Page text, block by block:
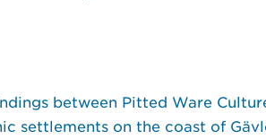
between Pitted Ware
settlements on the coast of